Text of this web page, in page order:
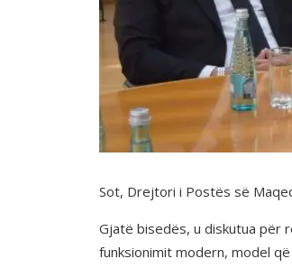
Sot, Drejtori i Postës së
Gjatë bisedës, u diskutua për
funksionimit modern, model